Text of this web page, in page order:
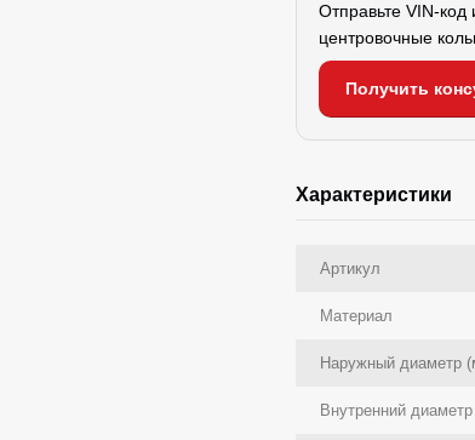
Отправьте VIN-
центровочные
Получить
Характеристики
Артикул
Материал
Наружный диаметр
Внутренний